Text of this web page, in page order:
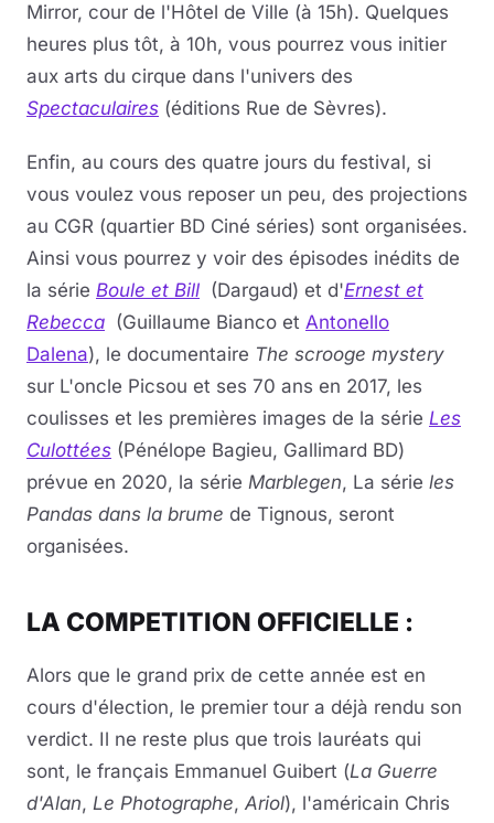
Mirror, cour de l'Hôtel de Ville (à 15h). Quelques
heures plus tôt, à 10h, vous pourrez vous initier
aux arts du cirque dans l'univers des
Spectaculaires (éditions Rue de Sèvres).
Enfin, au cours des quatre jours du festival, si
vous voulez vous reposer un peu, des projections
au CGR (quartier BD Ciné séries) sont organisées.
Ainsi vous pourrez y voir des épisodes inédits de
la série Boule et Bill (Dargaud) et d'Ernest et
Rebecca (Guillaume Bianco et Antonello
Dalena), le documentaire The scrooge mystery
sur L'oncle Picsou et ses 70 ans en 2017, les
coulisses et les premières images de la série Les
Culottées (Pénélope Bagieu, Gallimard BD)
prévue en 2020, la série Marblegen, La série les
Pandas dans la brume de Tignous, seront
organisées.
LA COMPETITION OFFICIELLE :
Alors que le grand prix de cette année est en
cours d'élection, le premier tour a déjà rendu son
verdict. Il ne reste plus que trois lauréats qui
sont, le français Emmanuel Guibert (La Guerre
d'Alan, Le Photographe, Ariol), l'américain Chris